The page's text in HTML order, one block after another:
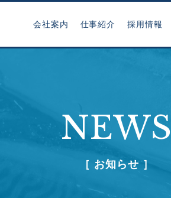
会社案内 仕事紹介 採用情報
NEWS
［ お知らせ ］